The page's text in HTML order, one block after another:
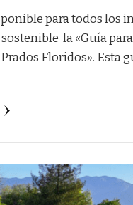
para todos los
la «Guía
Floridos». Esta